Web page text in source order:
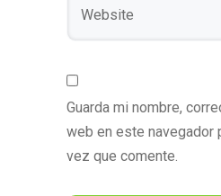
Guarda mi nombre,
web en este navegador
vez que comente.